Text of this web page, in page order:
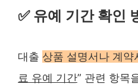
✅ 유예 기간 확인
대출 상품 설명서나 계약
료 유예 기간” 관련 항목